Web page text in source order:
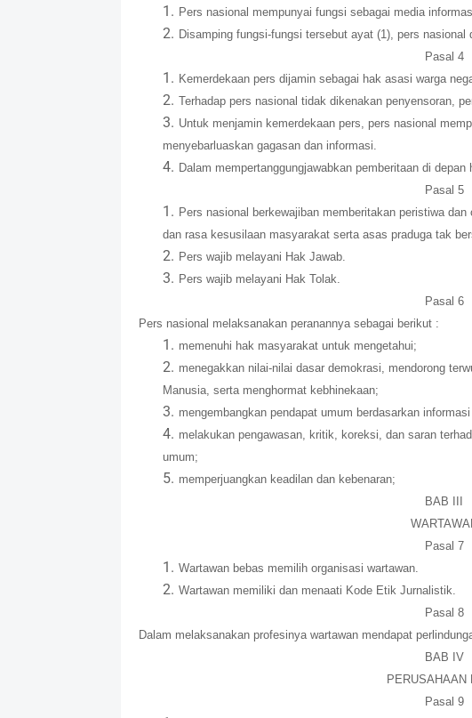
Pers nasional mempunyai fungsi sebagai media
Disamping fungsi-fungsi tersebut ayat (1), pers
Pasal 4
Kemerdekaan pers dijamin sebagai hak asasi warga
Terhadap pers nasional tidak dikenakan penyensoran,
Untuk menjamin kemerdekaan pers, pers nasional
menyebarluaskan gagasan dan informasi.
Dalam mempertanggungjawabkan pemberitaan di
Pasal 5
Pers nasional berkewajiban memberitakan peristiwa
dan rasa kesusilaan masyarakat serta asas praduga tak
Pers wajib melayani Hak Jawab.
Pers wajib melayani Hak Tolak.
Pasal 6
Pers nasional melaksanakan peranannya sebagai berikut :
memenuhi hak masyarakat untuk mengetahui;
menegakkan nilai-nilai dasar demokrasi, mendorong
Manusia, serta menghormat kebhinekaan;
mengembangkan pendapat umum berdasarkan
melakukan pengawasan, kritik, koreksi, dan saran
umum;
memperjuangkan keadilan dan kebenaran;
BAB III
Pasal 7
Wartawan bebas memilih organisasi wartawan.
Wartawan memiliki dan menaati Kode Etik Jurnalistik.
Pasal 8
Dalam melaksanakan profesinya wartawan mendapat
BAB IV
PERUSAHAAN
Pasal 9